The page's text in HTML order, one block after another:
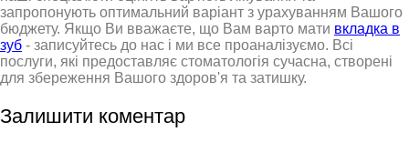
запропонують оптимальний варіант з урахуванням Вашого
бюджету. Якщо Ви вважаєте, що Вам варто мати вкладка в
зуб - записуйтесь до нас і ми все проаналізуємо. Всі
послуги, які предоставляє стоматологія сучасна, створені
для збереження Вашого здоров'я та затишку.
Залишити коментар